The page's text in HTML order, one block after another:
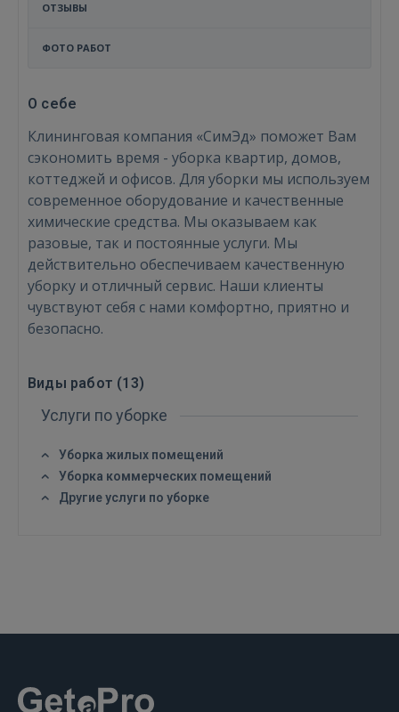
Войти
Забыли пароль?
GOOGLE
РЕГИСТРАЦИЯ
ОТЗЫВЫ
ФОТО РАБОТ
О себе
Клининговая компания «СимЭд» поможет Вам
сэкономить время - уборка квартир, домов,
коттеджей и офисов. Для уборки мы используем
современное оборудование и качественные
химические средства. Мы оказываем как
разовые, так и постоянные услуги. Мы
действительно обеспечиваем качественную
уборку и отличный сервис. Наши клиенты
чувствуют себя с нами комфортно, приятно и
безопасно.
Виды работ (13)
Услуги по уборке
Уборка жилых помещений
Уборка коммерческих помещений
Другие услуги по уборке